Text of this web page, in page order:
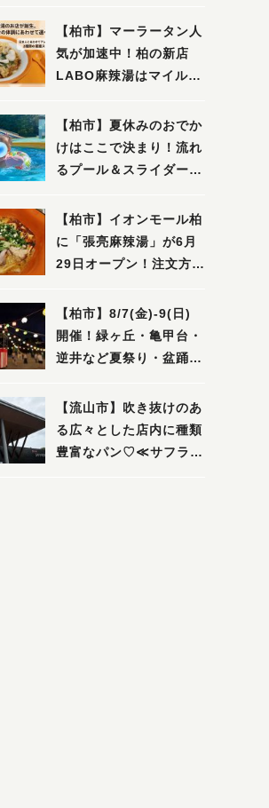
【柏市】マーラータン人
気が加速中！柏の新店
LABO麻辣湯はマイルド
【柏市】夏休みのおでか
けはここで決まり！流れ
るプール＆スライダーに
ル」を親子で満喫してき
ました！
【柏市】イオンモール柏
に「張亮麻辣湯」が6月
29日オープン！注文方法
ビュー
【柏市】8/7(金)‐9(日)
開催！緑ヶ丘・亀甲台・
逆井など夏祭り・盆踊り
【流山市】吹き抜けのあ
る広々とした店内に種類
豊富なパン♡≪サフラン